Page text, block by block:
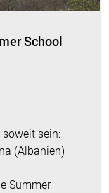
School
soweit sein:
(Albanien)
Summer